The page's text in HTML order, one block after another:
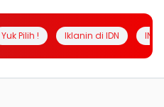
Yuk Pilih ! Iklanin di IDN